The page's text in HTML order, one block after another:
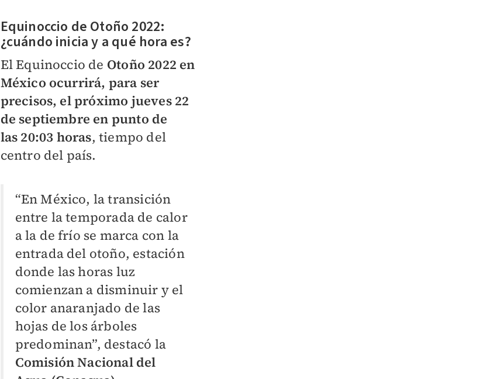
Equinoccio de Otoño 2022:
¿cuándo inicia y a qué hora es?
El Equinoccio de Otoño 2022 en
México ocurrirá, para ser
precisos, el próximo jueves 22
de septiembre en punto de
las 20:03 horas, tiempo del
centro del país.
“En México, la transición
entre la temporada de calor
a la de frío se marca con la
entrada del otoño, estación
donde las horas luz
comienzan a disminuir y el
color anaranjado de las
hojas de los árboles
predominan”, destacó la
Comisión Nacional del